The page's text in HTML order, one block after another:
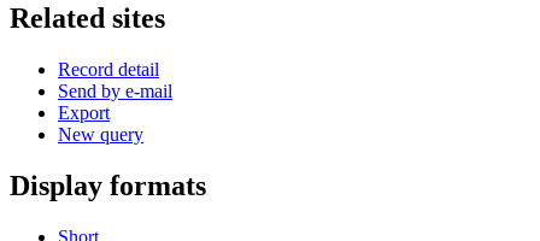
Related sites
Record detail
Send by e-mail
Export
New query
Display formats
Short